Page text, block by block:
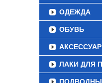
ОДЕЖДА
ОБУВЬ
ЛАКИ ДЛЯ